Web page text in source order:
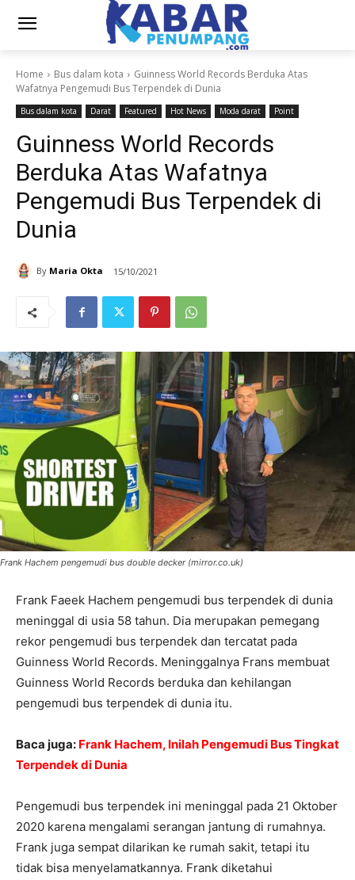
Home Bus dalam kota
Guinness World Records Berduka Atas
Wafatnya Pengemudi Bus Terpendek di Dunia
Bus dalam kota Darat Featured Hot News Moda darat Point
Guinness World Records
Berduka Atas Wafatnya
Pengemudi Bus Terpendek di
Dunia
By Maria Okta 15/10/2021
Frank Hachem pengemudi bus double decker (mirror.co.uk)
Frank Faeek Hachem pengemudi bus terpendek di dunia
meninggal di usia 58 tahun. Dia merupakan pemegang
rekor pengemudi bus terpendek dan tercatat pada
Guinness World Records. Meninggalnya Frans membuat
Guinness World Records berduka dan kehilangan
pengemudi bus terpendek di dunia itu.
Baca juga: Frank Hachem, Inilah Pengemudi Bus Tingkat
Terpendek di Dunia
Pengemudi bus terpendek ini meninggal pada 21 Oktober
2020 karena mengalami serangan jantung di rumahnya.
Frank juga sempat dilarikan ke rumah sakit, tetapi itu
tidak bisa menyelamatkannya. Frank diketahui